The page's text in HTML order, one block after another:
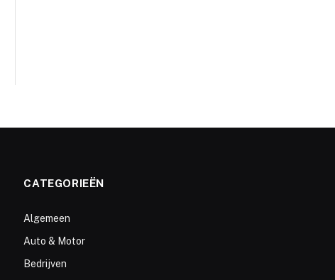
CATEGORIEËN
Algemeen
Auto & Motor
Bedrijven